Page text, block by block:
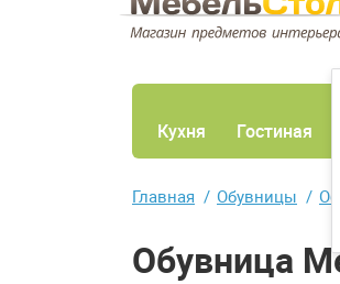
Кухня Гостиная
Главная Обувницы
Обувница